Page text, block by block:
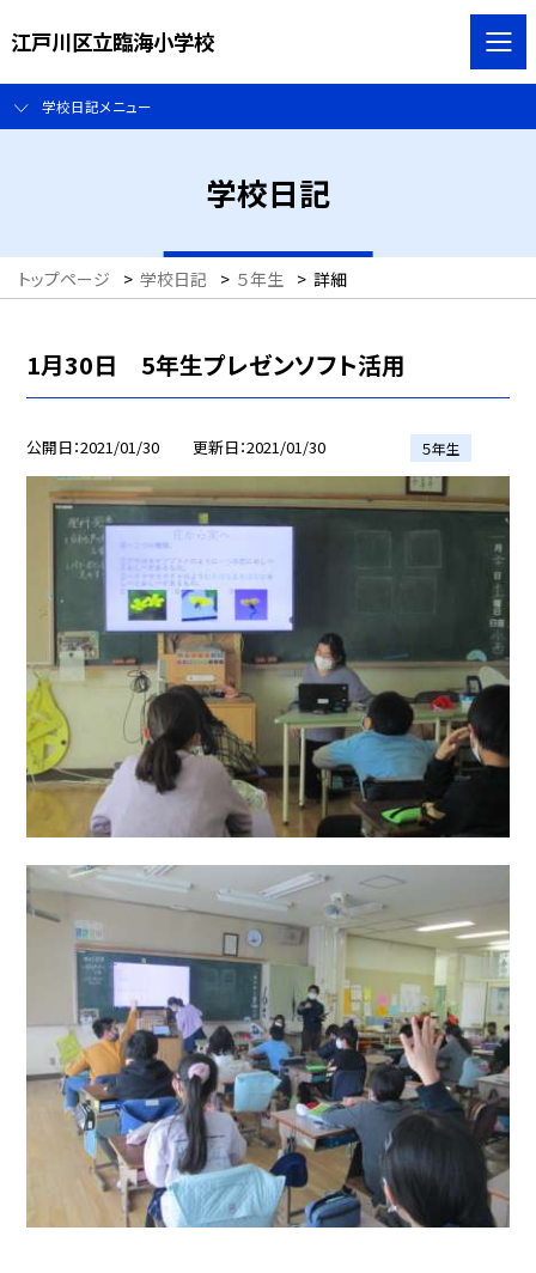
江戸川区立臨海小学校
学校日記メニュー
学校日記
トップページ > 学校日記 > ５年生 > 詳細
1月30日 5年生プレゼンソフト活用
公開日 2021/01/30 更新日 2021/01/30 ５年生